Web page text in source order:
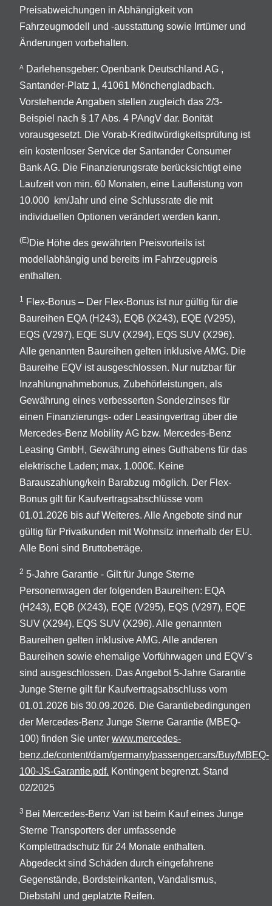
Preisabweichungen in Abhängigkeit von
Fahrzeugmodell und -ausstattung sowie Irrtümer und
Änderungen vorbehalten.
A
Darlehensgeber: Openbank Deutschland AG ,
Santander-Platz 1, 41061 Mönchengladbach.
Vorstehende Angaben stellen zugleich das 2/3-
Beispiel nach § 17 Abs. 4 PAngV dar. Bonität
vorausgesetzt. Die Vorab-Kreditwürdigkeitsprüfung ist
ein kostenloser Service der Santander Consumer
Bank AG. Die Finanzierungsrate berücksichtigt eine
Laufzeit von min. 60 Monaten, eine Laufleistung von
10.000 km/Jahr und eine Schlussrate die mit
individuellen Optionen verändert werden kann.
(E)Die Höhe des gewährten Preisvorteils ist
modellabhängig und bereits im Fahrzeugpreis
enthalten.
1 Flex-Bonus – Der Flex-Bonus ist nur gültig für die
Baureihen EQA (H243), EQB (X243), EQE (V295),
EQS (V297), EQE SUV (X294), EQS SUV (X296).
Alle genannten Baureihen gelten inklusive AMG. Die
Baureihe EQV ist ausgeschlossen. Nur nutzbar für
Inzahlungnahmebonus, Zubehörleistungen, als
Gewährung eines verbesserten Sonderzinses für
einen Finanzierungs- oder Leasingvertrag über die
Mercedes-Benz Mobility AG bzw. Mercedes-Benz
Leasing GmbH, Gewährung eines Guthabens für das
elektrische Laden; max. 1.000€. Keine
Barauszahlung/kein Barabzug möglich. Der Flex-
Bonus gilt für Kaufvertragsabschlüsse vom
01.01.2026 bis auf Weiteres. Alle Angebote sind nur
gültig für Privatkunden mit Wohnsitz innerhalb der EU.
Alle Boni sind Bruttobeträge.
2 5-Jahre Garantie - Gilt für Junge Sterne
Personenwagen der folgenden Baureihen: EQA
(H243), EQB (X243), EQE (V295), EQS (V297), EQE
SUV (X294), EQS SUV (X296). Alle genannten
Baureihen gelten inklusive AMG. Alle anderen
Baureihen sowie ehemalige Vorführwagen und EQV´s
sind ausgeschlossen. Das Angebot 5-Jahre Garantie
Junge Sterne gilt für Kaufvertragsabschluss vom
01.01.2026 bis 30.09.2026. Die Garantiebedingungen
der Mercedes-Benz Junge Sterne Garantie (MBEQ-
100) finden Sie unter www.mercedes-
benz.de/content/dam/germany/passengercars/Buy/MBEQ-
100-JS-Garantie.pdf. Kontingent begrenzt. Stand
02/2025
3 Bei Mercedes-Benz Van ist beim Kauf eines Junge
Sterne Transporters der umfassende
Komplettradschutz für 24 Monate enthalten.
Abgedeckt sind Schäden durch eingefahrene
Gegenstände, Bordsteinkanten, Vandalismus,
Diebstahl und geplatzte Reifen.